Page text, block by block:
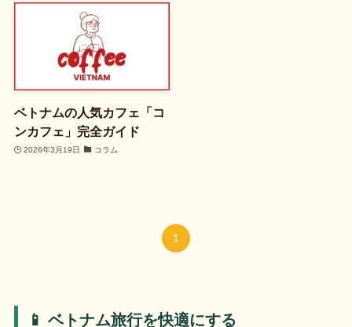
ベトナムの人気カフェ「コ
ンカフェ」完全ガイド
2026年3月19日 コラム
1
📱 ベトナム旅行を快適にする